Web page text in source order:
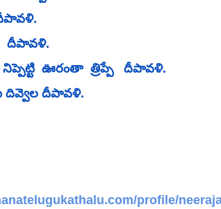
దీపావళి.
ఊరంతా  త్రిప్పే   దీపావళి.
దివ్వెల దీపావళి.
profile/